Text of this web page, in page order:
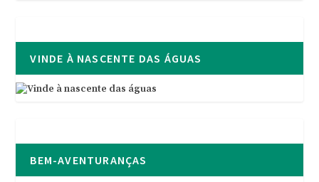
VINDE À NASCENTE DAS ÁGUAS
BEM-AVENTURANÇAS